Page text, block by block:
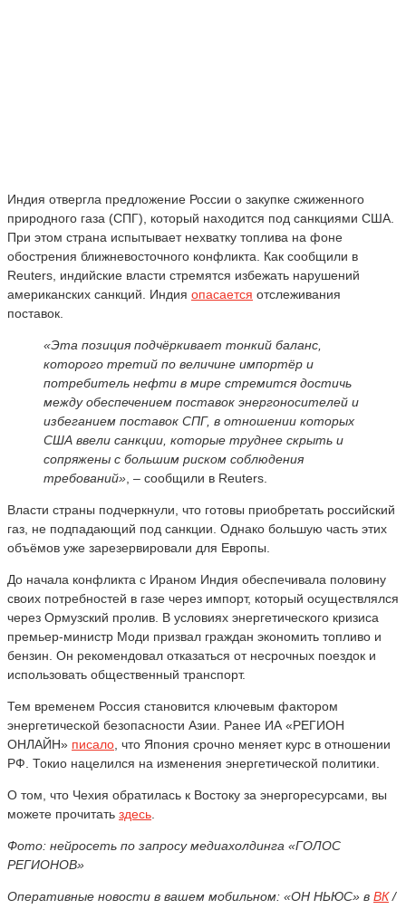
Индия отвергла предложение России о закупке сжиженного
природного газа (СПГ), который находится под санкциями США.
При этом страна испытывает нехватку топлива на фоне
обострения ближневосточного конфликта. Как сообщили в
Reuters, индийские власти стремятся избежать нарушений
американских санкций. Индия опасается отслеживания
поставок.
«Эта позиция подчёркивает тонкий баланс,
которого третий по величине импортёр и
потребитель нефти в мире стремится достичь
между обеспечением поставок энергоносителей и
избеганием поставок СПГ, в отношении которых
США ввели санкции, которые труднее скрыть и
сопряжены с большим риском соблюдения
требований» , – сообщили в Reuters.
Власти страны подчеркнули, что готовы приобретать российский
газ, не подпадающий под санкции. Однако большую часть этих
объёмов уже зарезервировали для Европы.
До начала конфликта с Ираном Индия обеспечивала половину
своих потребностей в газе через импорт, который осуществлялся
через Ормузский пролив. В условиях энергетического кризиса
премьер-министр Моди призвал граждан экономить топливо и
бензин. Он рекомендовал отказаться от несрочных поездок и
использовать общественный транспорт.
Тем временем Россия становится ключевым фактором
энергетической безопасности Азии. Ранее ИА «РЕГИОН
ОНЛАЙН» писало , что Япония срочно меняет курс в отношении
РФ. Токио нацелился на изменения энергетической политики.
О том, что Чехия обратилась к Востоку за энергоресурсами, вы
можете прочитать здесь
Фото: нейросеть по запросу медиахолдинга «ГОЛОС
РЕГИОНОВ»
Оперативные новости в вашем мобильном: «ОН НЬЮС» в ВК/